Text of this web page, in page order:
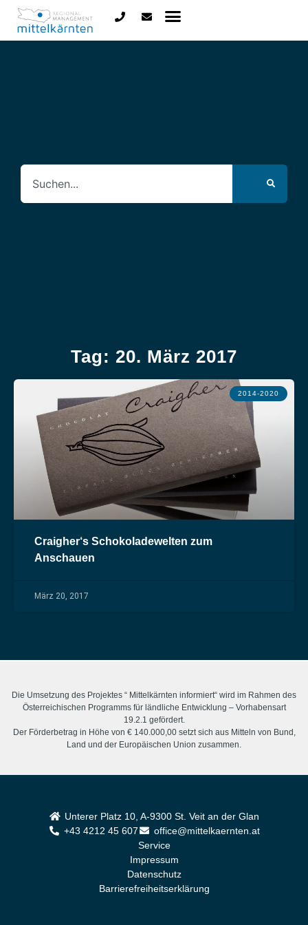
Tag: 20. März 2017
2014-2020
Craigher‘s Schokoladewelten zum
Anschauen
März 20, 2017
Die Umsetzung des Projektes “ Mittelkärnten informiert“ wird im Rahmen des
Österreichischen Programms für ländliche Entwicklung – Vorhabensart
19.2.1 gefördert.
Der Förderbetrag in Höhe von € 140.000,00 setzt sich aus Mitteln von Bund,
Land und der Europäischen Union zusammen.
Unterer Platz 10, A-9300 St. Veit an der Glan
+43 4212 45 607
office@mittelkaernten.at
Service
Impressum
Datenschutz
Barrierefreiheitserklärung